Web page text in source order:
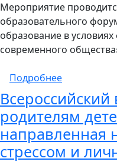
Мероприятие
образовательного
образование в
современного
Подробнеео 20 июня в
родителям
направленная
стрессом и